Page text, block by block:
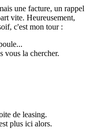
une facture, un rappel
vite. Heureusement,
c'est mon tour :
vous la chercher.
de leasing.
plus ici alors.